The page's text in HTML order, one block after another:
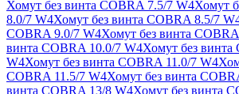
Хомут без винта COBRA 7.5/7 W4Хомут
8.0/7 W4Хомут без винта COBRA 8.5/7
COBRA 9.0/7 W4Хомут без винта
винта COBRA 10.0/7 W4Хомут без винта
W4Хомут без винта COBRA 11.0/7 W4
COBRA 11.5/7 W4Хомут без винта
винта COBRA 13/8 W4Хомут без винта